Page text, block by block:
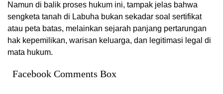
Namun di balik proses hukum ini, tampak jelas bahwa
sengketa tanah di Labuha bukan sekadar soal sertifikat
atau peta batas, melainkan sejarah panjang pertarungan
hak kepemilikan, warisan keluarga, dan legitimasi legal di
mata hukum.
Facebook Comments Box